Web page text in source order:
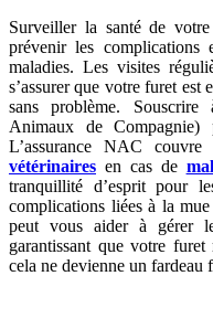
Surveiller la santé de
prévenir les complications
maladies. Les visites
s’assurer que votre furet est
sans problème.
Animaux de Compagnie)
L’assurance NAC
vétérinaires en cas de
tranquillité d’esprit pour
complications liées à la
peut vous aider à gérer
garantissant que votre furet
cela ne devienne un fardeau